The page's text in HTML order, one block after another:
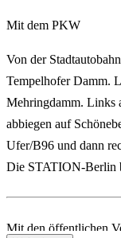
Mit dem PKW
Von der
Tempelhofer Damm.
Mehringdamm. Links
abbiegen auf
Ufer/B96 und dann
Die STATION-Berlin
Mit den öffentlichen